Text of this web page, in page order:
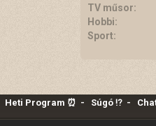
TV műsor:
Hobbi:
Sport:
Heti Program ⏰ - Súgó ⁉️-